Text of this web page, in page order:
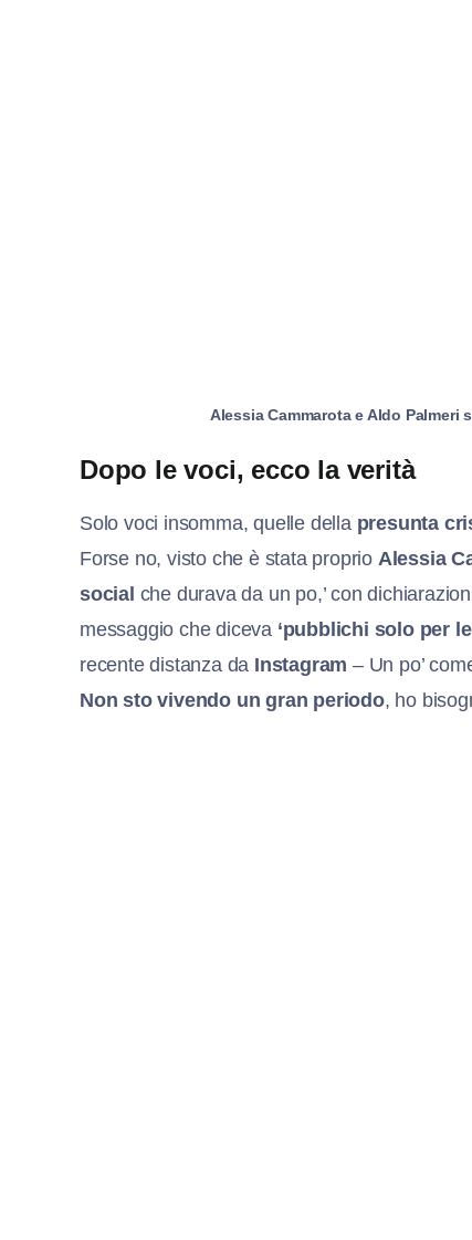
Alessia Cammarota e Aldo
Dopo le voci, ecco la verità
Solo voci insomma, quelle della presunta
Forse no, visto che è stata proprio Alessia
social che durava da un po,’ con
messaggio che diceva ‘pubblichi solo per
recente distanza da Instagram – Un po’
Non sto vivendo un gran periodo, ho